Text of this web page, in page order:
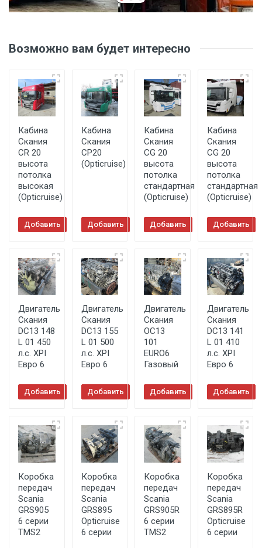
Возможно вам будет интересно
Кабина
Скания
CR 20
высота
потолка
высокая
(Opticruise)
Добавить
в корзину
Кабина
Скания
CP20
(Opticruise)
Добавить
в корзину
Кабина
Скания
CG 20
высота
потолка
стандартная
(Opticruise)
Добавить
в корзину
Кабина
Скания
CG 20
высота
потолка
стандартная
(Opticruise)
Добавить
в корзину
Двигатель
Скания
DC13 148
L 01 450
л.с. XPI
Евро 6
Добавить
в корзину
Двигатель
Скания
DC13 155
L 01 500
л.с. XPI
Евро 6
Добавить
в корзину
Двигатель
Скания
OC13
101
EURO6
Газовый
Добавить
в корзину
Двигатель
Скания
DC13 141
L 01 410
л.с. XPI
Евро 6
Добавить
в корзину
Коробка
передач
Scania
GRS905
6 серии
TMS2
Коробка
передач
Scania
GRS895
Opticruise
6 серии
Коробка
передач
Scania
GRS905R
6 серии
TMS2
Коробка
передач
Scania
GRS895R
Opticruise
6 серии